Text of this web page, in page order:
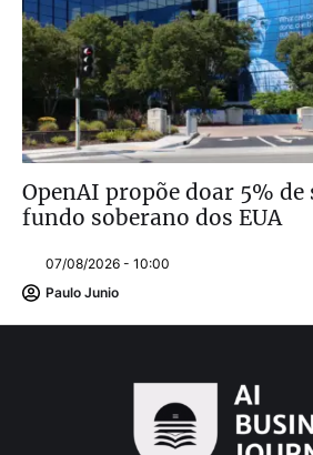
OpenAI propõe doar 5% de
fundo soberano dos EUA
07/08/2026 - 10:00
Paulo Junio